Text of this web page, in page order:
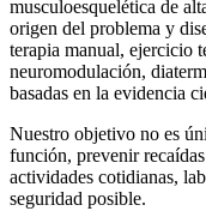
musculoesquelética de
origen del problema y
terapia manual, ejercicio
neuromodulación,
basadas en la evidencia
Nuestro objetivo no es
función, prevenir
actividades cotidianas,
seguridad posible.